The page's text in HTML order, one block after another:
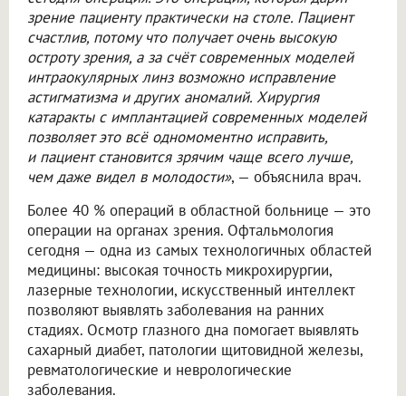
зрение пациенту практически на столе. Пациент
счастлив, потому что получает очень высокую
остроту зрения, а за счёт современных моделей
интраокулярных линз возможно исправление
астигматизма и других аномалий. Хирургия
катаракты с имплантацией современных моделей
позволяет это всё одномоментно исправить,
и пациент становится зрячим чаще всего лучше,
чем даже видел в молодости», — объяснила врач.
Более 40 % операций в областной больнице — это
операции на органах зрения. Офтальмология
сегодня — одна из самых технологичных областей
медицины: высокая точность микрохирургии,
лазерные технологии, искусственный интеллект
позволяют выявлять заболевания на ранних
стадиях. Осмотр глазного дна помогает выявлять
сахарный диабет, патологии щитовидной железы,
ревматологические и неврологические
заболевания.